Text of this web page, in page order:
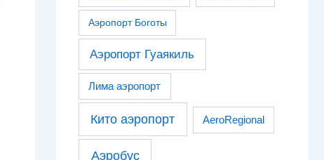
Аэропорт Боготы
Аэропорт Гуаякиль
Лима аэропорт
Кито аэропорт AeroRegional
Аэробус